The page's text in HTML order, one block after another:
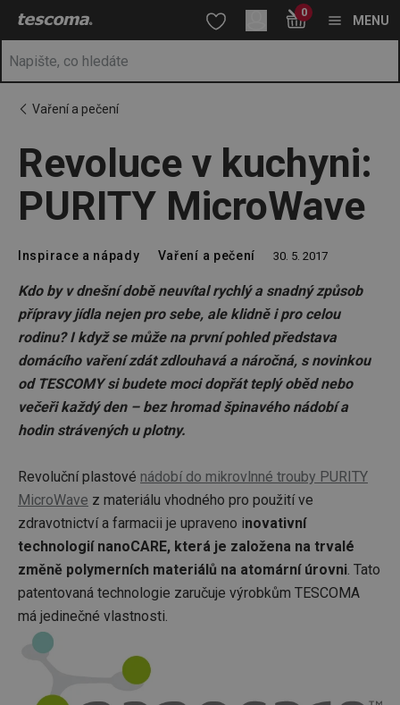
Nacházíte se na stránce Revoluce v kuchyni: PURITY MicroWave
Přejít na hlavní obsah
Přejít na vyhledávání
Přejít na navigaci 0
MENU
Vaření a pečení
Revoluce v kuchyni:
PURITY MicroWave
Inspirace a nápady Vaření a pečení 30. 5. 2017
Kdo by v dnešní době neuvítal rychlý a snadný způsob
přípravy jídla nejen pro sebe, ale klidně i pro celou
rodinu? I když se může na první pohled představa
domácího vaření zdát zdlouhavá a náročná, s novinkou
od TESCOMY si budete moci dopřát teplý oběd nebo
večeři každý den – bez hromad špinavého nádobí a
hodin strávených u plotny.
Revoluční plastové nádobí do mikrovlnné trouby PURITY
MicroWave z materiálu vhodného pro použití ve
zdravotnictví a farmacii je upraveno inovativní
technologií nanoCARE, která je založena na trvalé
změně polymerních materiálů na atomární úrovni. Tato
patentovaná technologie zaručuje výrobkům TESCOMA
má jedinečné vlastnosti.